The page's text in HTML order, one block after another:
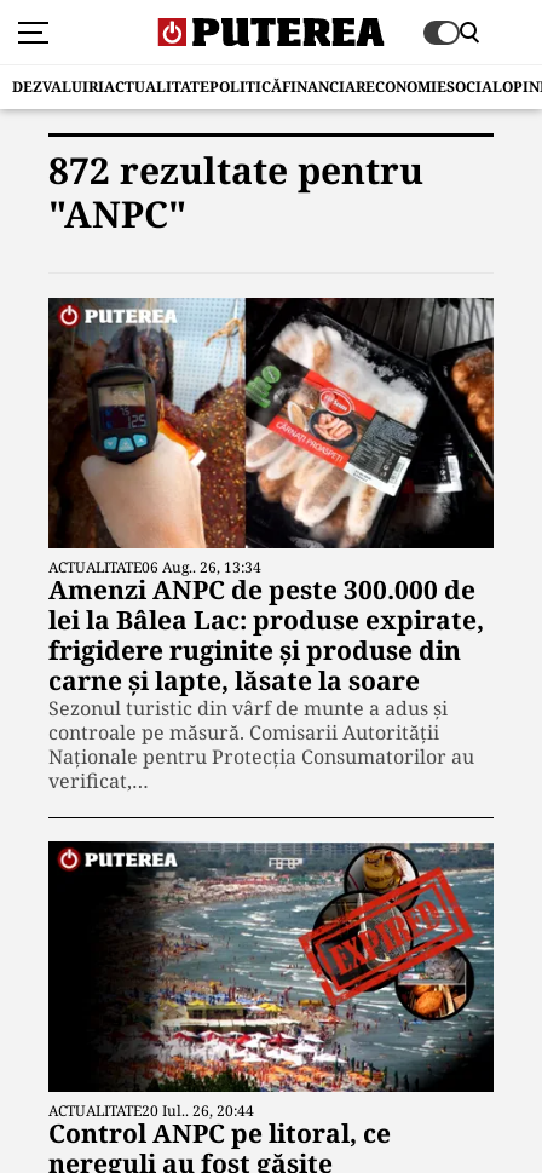
DEZVALUIRIACTUALITATEPOLITICĂFINANCIARECONOMIESOCIAL
872 rezultate pentru
"ANPC"
ACTUALITATE06 Aug.. 26, 13:34
Amenzi ANPC de peste 300.000 de
lei la Bâlea Lac: produse expirate,
frigidere ruginite și produse din
carne și lapte, lăsate la soare
Sezonul turistic din vârf de munte a adus și
controale pe măsură. Comisarii Autorității
Naționale pentru Protecția Consumatorilor au
verificat,…
ACTUALITATE20 Iul.. 26, 20:44
Control ANPC pe litoral, ce
nereguli au fost găsite